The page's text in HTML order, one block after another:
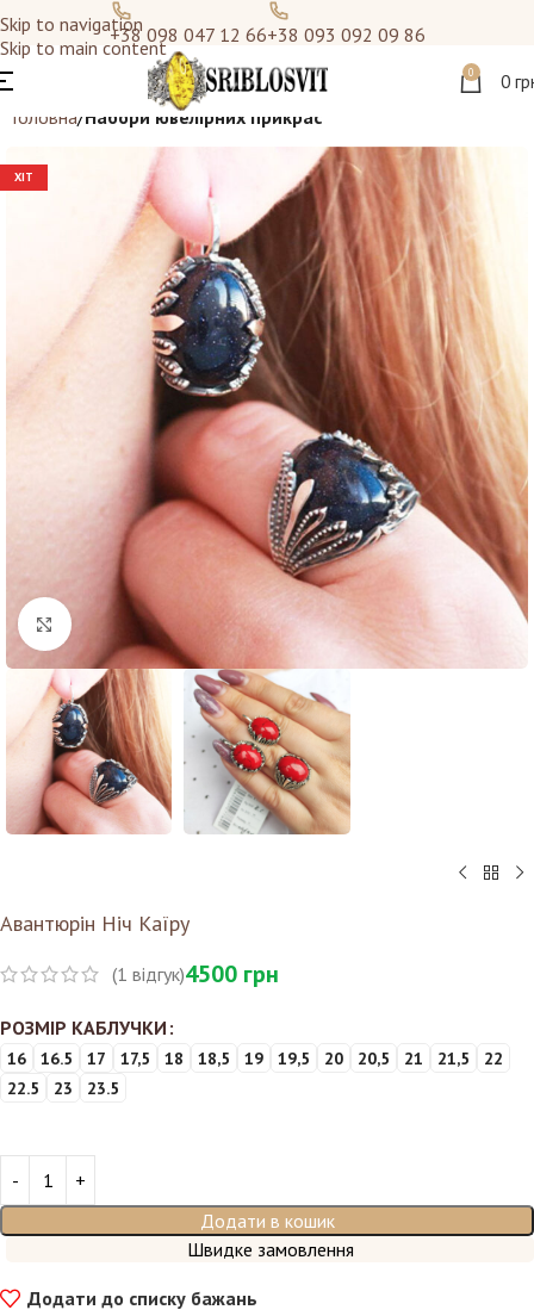
Skip to navigation
Skip to main content
+38 098 047 12 66+38 093 092 09 86
0 0
Головна Набори ювелірних прикрас
ХІТ
Клацніть, щоб збільшити
Авантюрін Ніч Каїру
(1 відгук)4500 грн
РОЗМІР КАБЛУЧКИ
16 16.5 17 17,5 18 18,5 19 19,5 20 20,5 21 21,5
22
22.5
23 23.5
Додати в кошик
Швидке замовлення
Додати до списку бажань